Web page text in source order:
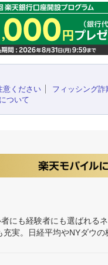
意ください
フィッシング
ついて
にも経験者にも選ばれ
実。日経平均やNYダウの